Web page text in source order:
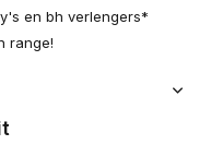
en bh verlengers*
range!